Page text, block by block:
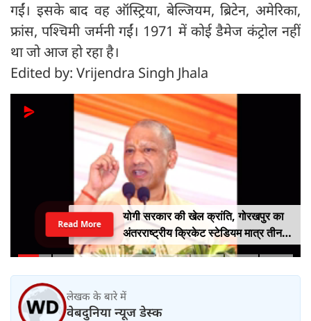
गईं। इसके बाद वह ऑस्ट्रिया, बेल्जियम, ब्रिटेन, अमेरिका,
फ्रांस, पश्चिमी जर्मनी गईं। 1971 में कोई डैमेज कंट्रोल नहीं
था जो आज हो रहा है।
Edited by: Vrijendra Singh Jhala
योगी सरकार की खेल क्रांति, गोरखपुर का
अंतरराष्ट्रीय क्रिकेट स्टेडियम मात्र तीन
महीने में लगभग 20% तैयार
Read More
लेखक के बारे में
वेबदुनिया न्यूज डेस्क